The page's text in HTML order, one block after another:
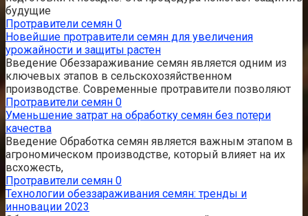
будущие
Протравители семян 0
Новейшие протравители семян для увеличения
урожайности и защиты растен
Введение Обеззараживание семян является одним из
ключевых этапов в сельскохозяйственном
производстве. Современные протравители позволяют
Протравители семян 0
Уменьшение затрат на обработку семян без потери
качества
Введение Обработка семян является важным этапом в
агрономическом производстве, который влияет на их
всхожесть,
Протравители семян 0
Технологии обеззараживания семян: тренды и
инновации 2023